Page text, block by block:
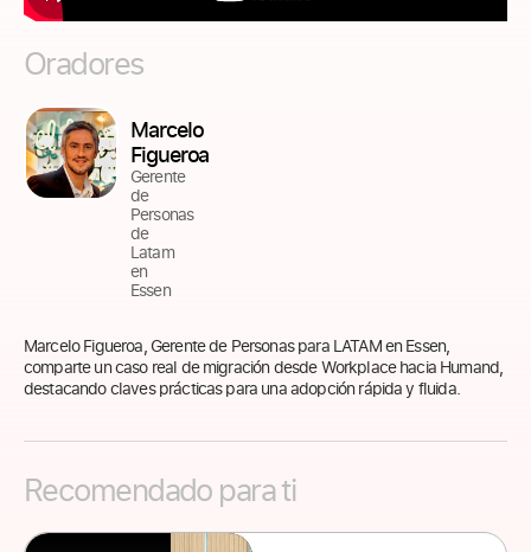
Oradores
Marcelo
Figueroa
Gerente
de
Personas
de
Latam
en
Essen
Marcelo Figueroa, Gerente de Personas para LATAM en Essen,
comparte un caso real de migración desde Workplace hacia Humand,
destacando claves prácticas para una adopción rápida y fluida.
Recomendado para ti